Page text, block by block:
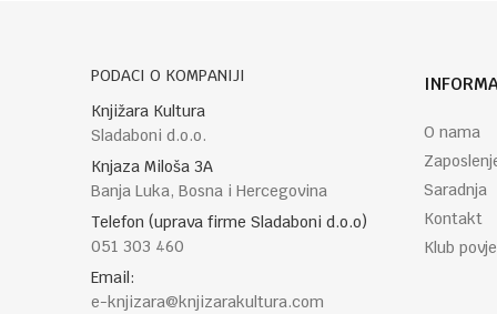
POŠALJI
PODACI O KOMPANIJI
Knjižara Kultura
Sladaboni d.o.o.
Knjaza Miloša 3A
Banja Luka, Bosna i Hercegovina
Telefon (uprava firme Sladaboni d.o.o)
051 303 460
Email:
e-knjizara@knjizarakultura.com
O nama
Saradnja
Kontakt
Klub